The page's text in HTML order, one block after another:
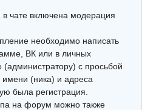
чате включена модерация
необходимо написать
ВК или в личных
с просьбой
имени (ника) и адреса
была регистрация.
на форум можно также